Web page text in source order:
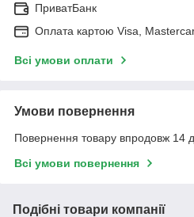
ПриватБанк
Оплата картою Visa,
Всі умови оплати
Умови повернення
Повернення товару впродовж 14
Всі умови повернення
Подібні товари компанії